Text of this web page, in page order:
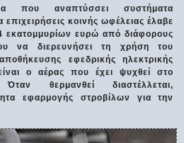
που αναπτύσσει συστήματα
κοινής ωφέλειας έλαβε
ευρώ από διάφορους
να διερευνήσει τη χρήση του
εφεδρικής ηλεκτρικής
ο αέρας που έχει ψυχθεί στο
θερμανθεί διαστέλλεται,
εφαρμογής στροβίλων για την